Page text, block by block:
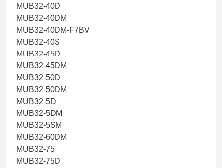
MUB32-40D
MUB32-40DM
MUB32-40DM-F7BV
MUB32-40S
MUB32-45D
MUB32-45DM
MUB32-50D
MUB32-50DM
MUB32-5D
MUB32-5DM
MUB32-5SM
MUB32-60DM
MUB32-75
MUB32-75D